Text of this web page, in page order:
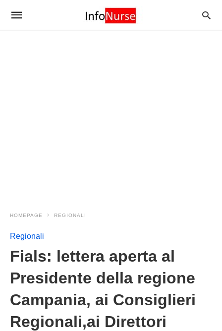
HOMEPAGE REGIONALI
Regionali
Fials: lettera aperta al
Presidente della regione
Campania, ai Consiglieri
Regionali,ai Direttori